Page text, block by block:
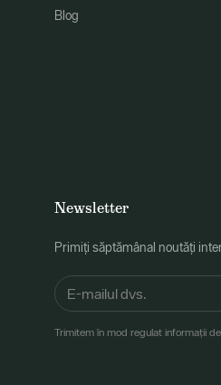
Blog
Newsletter
Primiți săptămânal noutăți
Trimitem în mod regulat informații